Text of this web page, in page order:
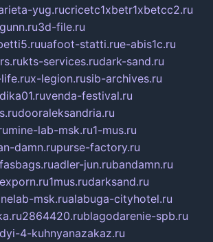
yug.rucricetc1xbetr1xbetcc2.ru
3d-file.ru
uafoot-statti.rue-abis1c.ru
kts-services.rudark-sand.ru
x-legion.rusib-archives.ru
venda-festival.ru
dooraleksandria.ru
mine-lab-msk.ru1-mus.ru
damn.rupurse-factory.ru
fasbags.ruadler-jun.rubandamn.ru
1mus.rudarksand.ru
msk.rualabuga-cityhotel.ru
2864420.rublagodarenie-spb.ru
4-kuhnyanazakaz.ru